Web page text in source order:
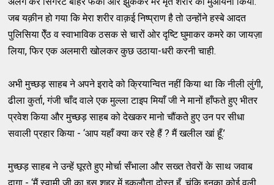
जब यक़ीन हो गया कि मेरा शरीर वाक़ई निष्प्राण है तो उन्होंने हस्बे आदत
पुलिसिया ऐँठ व स्वाभाविक ठसक से चारों ओर दृष्टि घुमाकर कमरे का जायज़ा
लिया, फिर एक अलमारी खोलकर कुछ उठाया-धरी करनी चाही.
अभी मुच्छड़ साहब ने अपने इरादे को क्रियान्वित नहीं किया था कि नीली लुंगी,
ढीला कुर्ता, गंजी चाँद वाले एक मुल्ला टाइप मियाँ जी ने मानों हाँफते हुए भीतर
प्रवेश किया और मुच्छड़ साहब को देखकर मानो चौंकते हुए उन पर सीधा
सवाली प्रहार किया - ‘आप यहाँ क्या कर रहे हैं ? मैं खलील खां हूँ.’
मुच्छड़ साहब ने उन्हें घूरते हुए मोर्चा सँभाला और सख्त तेवरों के साथ जवाब